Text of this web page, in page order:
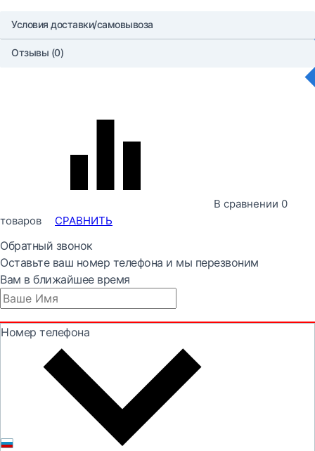
Условия доставки/самовывоза
Отзывы (0)
В сравнении 0
товаров
СРАВНИТЬ
Обратный звонок
Оставьте ваш номер телефона и мы перезвоним
Вам в ближайшее время
Номер телефона